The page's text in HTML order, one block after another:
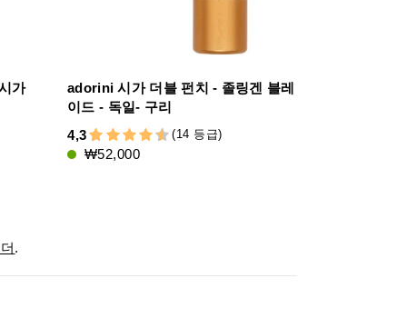
가
adorini 시가 더블 펀치 - 졸링겐 블레
이드 - 독일- 구리
4,3
(14 등급)
₩52,000
.